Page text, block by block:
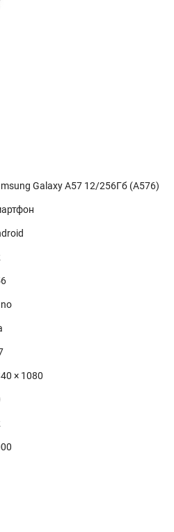
Galaxy A57 12/256Гб (A576)
× 1080